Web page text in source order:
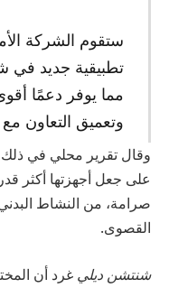
ستقوم الشركة
تطبيقية جديد في
مما يوفر دعمًا
وتعميق التعاون
وقال تقرير محلي في
على جعل أجهزتها أكثر
صرامة، من النشاط
القصوى.
شنتشن ديلي غرد أن